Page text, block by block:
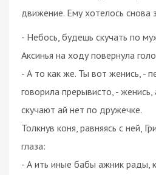
движение. Ему хотелось снова
- Небось, будешь скучать по
Аксинья на ходу повернула
- А то как же. Ты вот женись, -
говорила прерывисто, - женись,
скучают ай нет по дружечке.
Толкнув коня, равняясь с ней,
глаза:
- А ить иные бабы ажник рады,